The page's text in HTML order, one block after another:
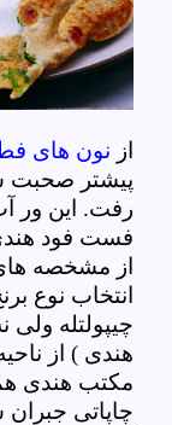
از نون های
پیشتر صحبت
رفت. این ور
فست فود
از مشخصه
انتخاب نوع
چیپولتله ولی
هندی ) از
مکتب هندی هم
چاپاتی